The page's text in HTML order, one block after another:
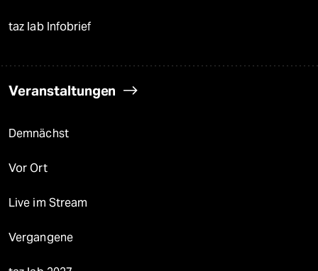
taz lab Infobrief
Veranstaltungen
Demnächst
Vor Ort
Live im Stream
Vergangene